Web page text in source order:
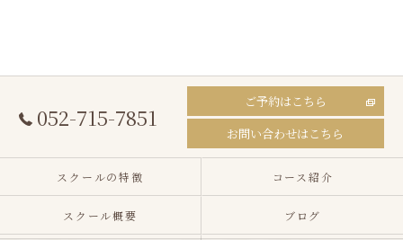
052-715-7851
ご予約はこちら
お問い合わせはこちら
スクールの特徴 コース紹介
スクール概要 ブログ